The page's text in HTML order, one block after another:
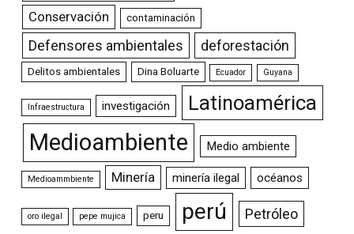
Conservación contaminación
Defensores ambientales deforestación
Delitos ambientales Dina Boluarte Ecuador Guyana
Infraestructura investigación Latinoamérica
Medioambiente Medio ambiente
Medioammbiente Minería minería ilegal océanos
oro ilegal pepe mujica peru perú Petróleo